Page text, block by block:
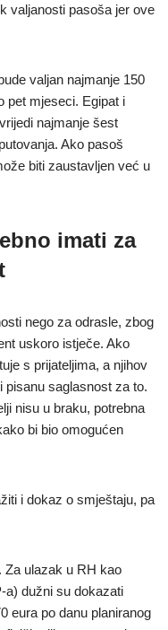
valjanosti pasoša jer ove
valjan najmanje 150
pet mjeseci. Egipat i
najmanje šest
Ako pasoš
biti zaustavljen već u
imati za
nego za odrasle, zbog
uskoro istječe. Ako
s prijateljima, a njihov
pisanu saglasnost za to.
nisu u braku, potrebna
bi bio omogućen
i dokaz o smještaju, pa
Za ulazak u RH kao
a) dužni su dokazati
eura po danu planiranog